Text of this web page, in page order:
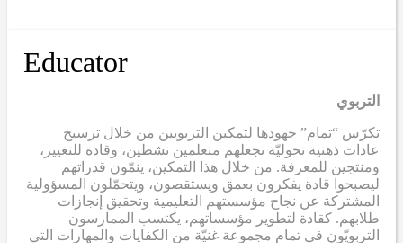
Educator
التربوي
تكرّس “تمام” جهودها لتمكين التربويين من خلال ترسيخ
عادات ذهنية تحوليّة تجعلهم متعلمين نشطين، وقادة للتغيير،
ومنتجين للمعرفة. من خلال هذا التمكين، ينمّون قدراتهم
ليصبحوا قادة يفكرون بعمق ويستقصون، ويتحمّلون المسؤولية
المشتركة عن نجاح مؤسستهم التعليمية وتحقيق إنجازات
طلابهم. كقادة لتطوير مؤسساتهم، يكتسب الممارسون
التربويّون في تمام مجموعة غنيّة من الكفايات والمهارات التي